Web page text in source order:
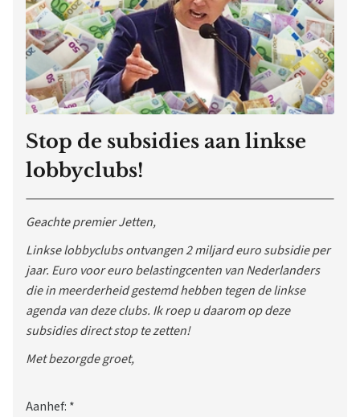
Stop de subsidies aan linkse
lobbyclubs!
Geachte premier Jetten,
Linkse lobbyclubs ontvangen 2 miljard euro subsidie per
jaar. Euro voor euro belastingcenten van Nederlanders
die in meerderheid gestemd hebben tegen de linkse
agenda van deze clubs. Ik roep u daarom op deze
subsidies direct stop te zetten!
Met bezorgde groet,
Aanhef: *